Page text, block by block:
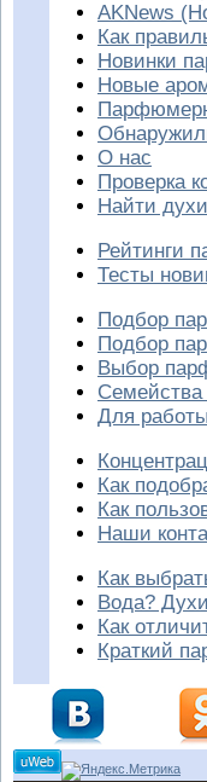
AKNews
Как
Новинки
Новые
О нас
Проверка
Найти
Рейтинги
Тесты
Подбор
Подбор
Выбор
Для
Как
Как
Наши
Как
Вода?
Как
Краткий